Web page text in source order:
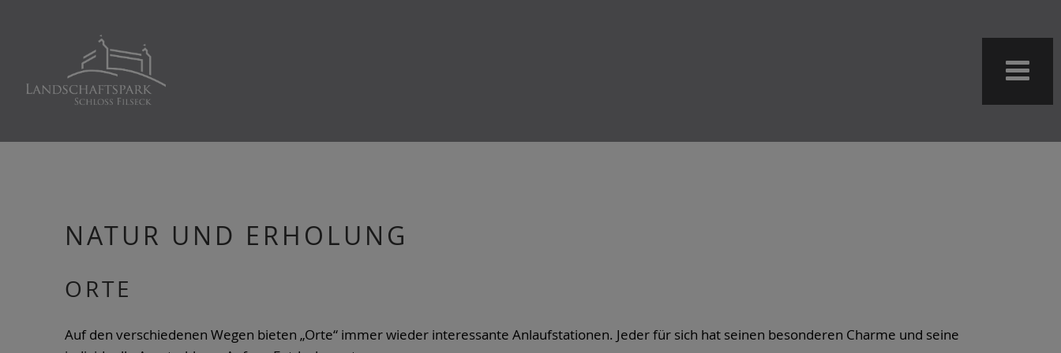
NATUR UND ERHOLUNG
ORTE
Auf den verschiedenen Wegen bieten „Orte“ immer wieder interessante Anlaufstationen. Jeder für sich hat seinen besonderen Charme und seine